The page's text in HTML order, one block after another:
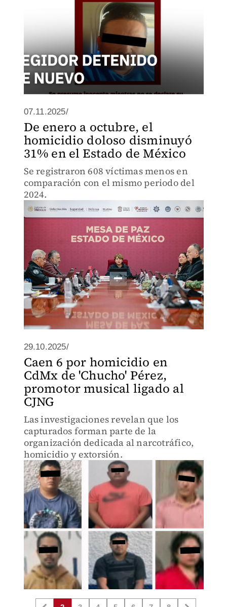
07.11.2025/
De enero a octubre, el
homicidio doloso disminuyó
31% en el Estado de México
Se registraron 608 víctimas menos en
comparación con el mismo periodo del
2024.
29.10.2025/
Caen 6 por homicidio en
CdMx de 'Chucho' Pérez,
promotor musical ligado al
CJNG
Las investigaciones revelan que los
capturados forman parte de la
organización dedicada al narcotráfico,
homicidio y extorsión.